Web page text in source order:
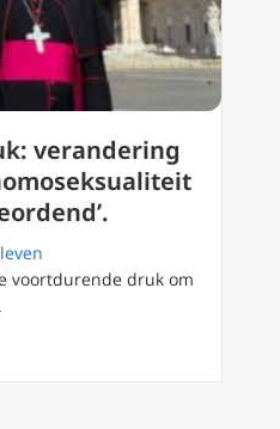
verandering
voortdurende druk om
onder druk: verandering van